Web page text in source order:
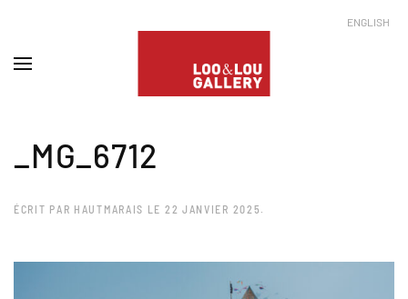
ENGLISH
_MG_6712
ÉCRIT PAR HAUTMARAIS LE 22 JANVIER 2025 .